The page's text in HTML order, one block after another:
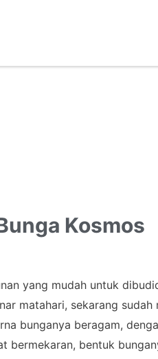
Kosmos
yang mudah untuk
matahari, sekarang
bunganya beragam,
bermekaran, bentuk